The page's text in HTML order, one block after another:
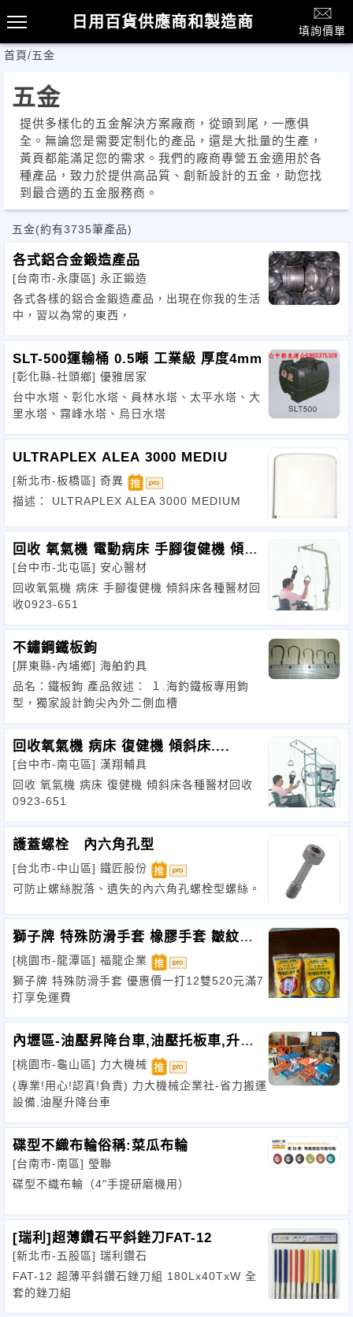
日用百貨供應商和製造商
填詢價單
首頁/五金
五金
提供多樣化的五金解決方案廠商，從頭到尾，一應俱
全。無論您是需要定制化的產品，還是大批量的生產，
黃頁都能滿足您的需求。我們的廠商專營五金適用於各
種產品，致力於提供高品質、創新設計的五金，助您找
到最合適的五金服務商。
五金(約有3735筆產品)
各式鋁合金鍛造產品
[台南市-永康區] 永正鍛造
各式各樣的鋁合金鍛造產品，出現在你我的生活
中，習以為常的東西，
SLT-500運輸桶 0.5噸 工業級 厚度4mm
[彰化縣-社頭鄉] 優雅居家
台中水塔、彰化水塔、員林水塔、太平水塔、大
里水塔、霧峰水塔、烏日水塔
ULTRAPLEX ALEA 3000 MEDIU
[新北市-板橋區] 奇異
描述： ULTRAPLEX ALEA 3000 MEDIUM
回收 氧氣機 電動病床 手腳復健機 傾斜
床回收
[台中市-北屯區] 安心醫材
回收氧氣機 病床 手腳復健機 傾斜床各種醫材回
收0923-651
不鏽鋼鐵板鉤
[屏東縣-內埔鄉] 海舶釣具
品名：鐵板鉤 產品敘述： １.海釣鐵板專用鉤
型，獨家設計鉤尖內外二側血槽
回收氧氣機 病床 復健機 傾斜床....
[台中市-南屯區] 漢翔輔具
回收 氧氣機 病床 復健機 傾斜床各種醫材回收
0923-651
護蓋螺栓 內六角孔型
[台北市-中山區] 鐵匠股份
可防止螺絲脫落、遺失的內六角孔螺栓型螺絲。
獅子牌 特殊防滑手套 橡膠手套 皺紋手
套
[桃園市-龍潭區] 福龍企業
獅子牌 特殊防滑手套 優惠價一打12雙520元滿7
打享免運費
內壢區-油壓昇降台車,油壓托板車,升降
台車
[桃園市-龜山區] 力大機械
(專業!用心!認真!負責) 力大機械企業社-省力搬運
設備,油壓升降台車
碟型不織布輪俗稱:菜瓜布輪
[台南市-南區] 瑩聯
碟型不織布輪（4"手提研磨機用）
[瑞利]超薄鑽石平斜銼刀FAT-12
[新北市-五股區] 瑞利鑽石
FAT-12 超薄平斜鑽石銼刀組 180Lx40TxW 全
套的銼刀組